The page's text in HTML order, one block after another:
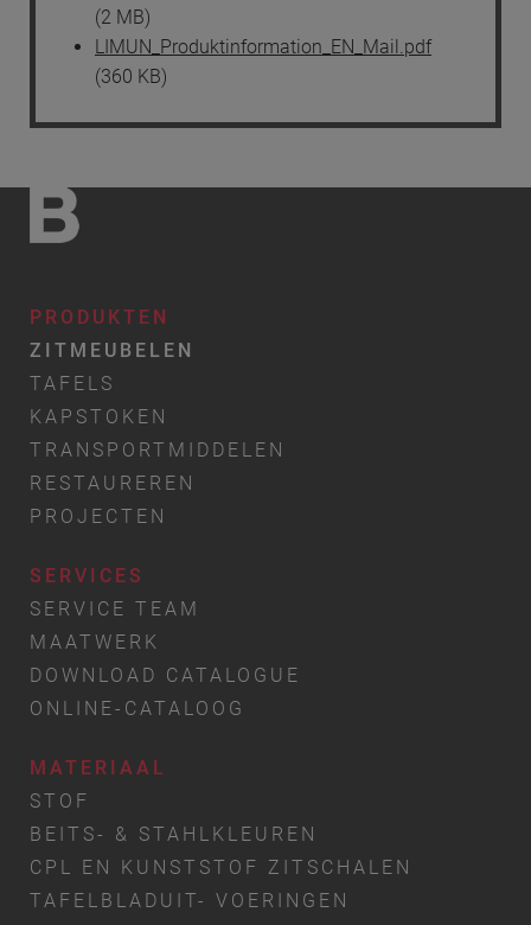
(2 MB)
LIMUN_Produktinformation_EN_Mail.pdf
(360 KB)
PRODUKTEN
ZITMEUBELEN
TAFELS
KAPSTOKEN
TRANSPORTMIDDELEN
RESTAUREREN
PROJECTEN
SERVICES
SERVICE TEAM
MAATWERK
DOWNLOAD CATALOGUE
ONLINE-CATALOOG
MATERIAAL
STOF
BEITS- & STAHLKLEUREN
CPL EN KUNSTSTOF ZITSCHALEN
TAFELBLADUIT- VOERINGEN